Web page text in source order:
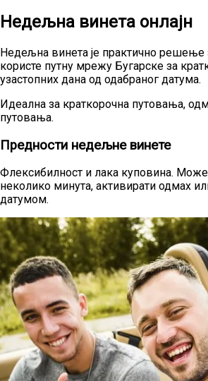
Недељна винета онлајн
Недељна винета је практично решење
користе путну мрежу Бугарске за
узастопних дана од одабраног датума.
Идеална за краткорочна путовања,
путовања.
Предности недељне винете
Флексибилност и лака куповина. Може
неколико минута, активирати одмах
датумом.